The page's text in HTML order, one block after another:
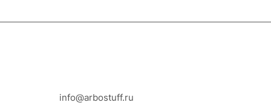
info@arbostuff.ru